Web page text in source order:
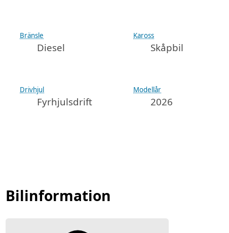
Bränsle
Diesel
Kaross
Skåpbil
Drivhjul
Fyrhjulsdrift
Modellår
2026
Bilinformation